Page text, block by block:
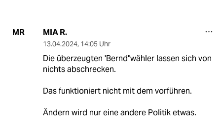
MR MIA R.
13.04.2024, 14:05 Uhr
Die überzeugten 'Bernd"wähler lassen sich von
nichts abschrecken.
Das funktioniert nicht mit dem vorführen.
Ändern wird nur eine andere Politik etwas.